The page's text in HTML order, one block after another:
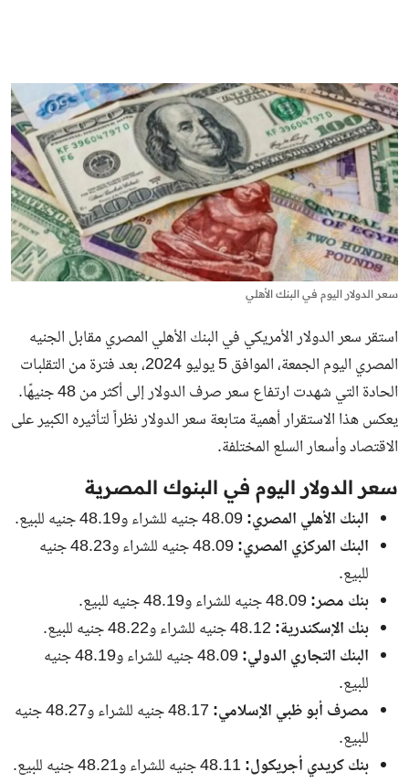
سعر الدولار اليوم في البنك الأهلي
استقر سعر الدولار الأمريكي في البنك الأهلي المصري مقابل الجنيه
المصري اليوم الجمعة، الموافق 5 يوليو 2024، بعد فترة من التقلبات
الحادة التي شهدت ارتفاع سعر صرف الدولار إلى أكثر من 48 جنيهًا.
يعكس هذا الاستقرار أهمية متابعة سعر الدولار نظراً لتأثيره الكبير على
الاقتصاد وأسعار السلع المختلفة.
سعر الدولار اليوم في البنوك المصرية
البنك الأهلي المصري:
البنك المركزي المصري:
48.09 جنيه للشراء و48.23 جنيه
للبيع.
بنك مصر:
بنك الإسكندرية:
البنك التجاري الدولي:
48.09 جنيه للشراء و48.19 جنيه
للبيع.
مصرف أبو ظبي الإسلامي:
48.17 جنيه للشراء و48.27 جنيه
للبيع.
بنك كريدي أجريكول: